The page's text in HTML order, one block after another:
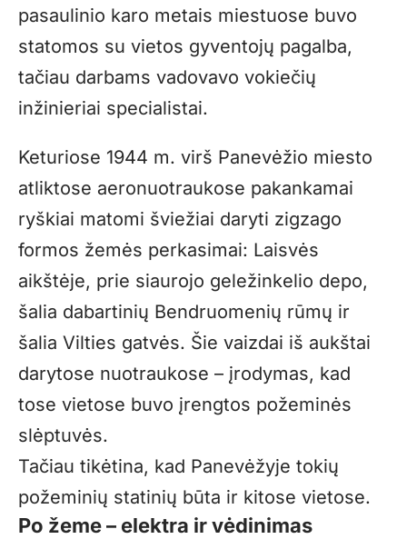
pasaulinio karo metais miestuose buvo
statomos su vietos gyventojų pagalba,
tačiau darbams vadovavo vokiečių
inžinieriai specialistai.
Keturiose 1944 m. virš Panevėžio miesto
atliktose aeronuotraukose pakankamai
ryškiai matomi šviežiai daryti zigzago
formos žemės perkasimai: Laisvės
aikštėje, prie siaurojo geležinkelio depo,
šalia dabartinių Bendruomenių rūmų ir
šalia Vilties gatvės. Šie vaizdai iš aukštai
darytose nuotraukose – įrodymas, kad
tose vietose buvo įrengtos požeminės
slėptuvės.
Tačiau tikėtina, kad Panevėžyje tokių
požeminių statinių būta ir kitose vietose.
Po žeme – elektra ir vėdinimas